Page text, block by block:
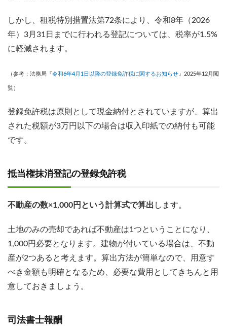
しかし、租税特別措置法第72条により、令和8年（2026
年）3月31日までに行われる登記については、税率が1.5%
に軽減されます。
（参考：法務局『令和6年4月1日以降の登録免許税に関するお知らせ 』2025年12月閲
覧）
登録免許税は原則として現金納付とされていますが、算出
された税額が3万円以下の場合は収入印紙での納付も可能
です。
抵当権抹消登記の登録免許税
不動産の数×1,000円という計算式で算出 します。
土地のみの売却であれば不動産は1つということになり、
1,000円必要となります。建物が付いている場合は、不動
産が2つあると考えます。算出方法が簡単なので、用意す
べき金額も明確となるため、必要な費用としてきちんと用
意しておきましょう。
司法書士報酬